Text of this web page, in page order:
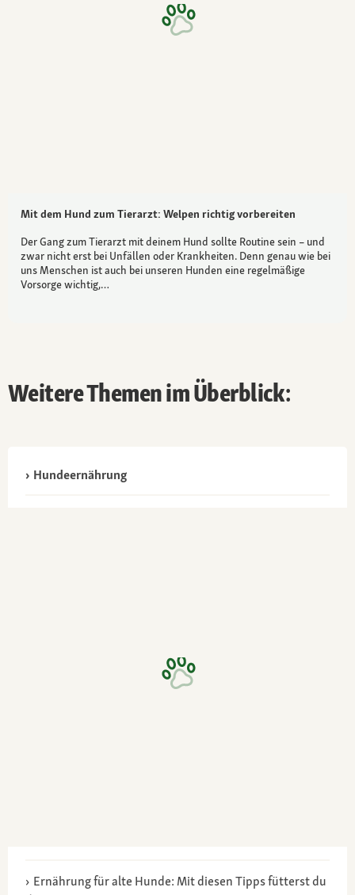
Mit dem Hund zum Tierarzt: Welpen richtig vorbereiten
Der Gang zum Tierarzt mit deinem Hund sollte Routine sein – und
zwar nicht erst bei Unfällen oder Krankheiten. Denn genau wie bei
uns Menschen ist auch bei unseren Hunden eine regelmäßige
Vorsorge wichtig,…
Weitere Themen im Überblick:
Hundeernährung
Ernährung für alte Hunde: Mit diesen Tipps fütterst du